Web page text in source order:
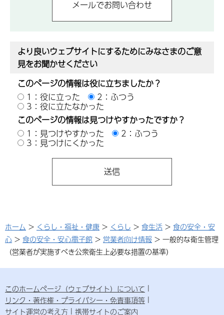
より良いウェブサイトにするためにみなさまのご意
見をお聞かせください
このページの情報は役に立ちましたか？
1：役に立った
2：ふつう
3：役に立たなかった
このページの情報は見つけやすかったですか？
1：見つけやすかった
2：ふつう
3：見つけにくかった
ホーム > くらし・福祉・健康 > くらし > 食生活 > 食の安全・安
心 > 食の安全・安心電子館 > 営業者向け情報 > 一般的な衛生管理
（営業者が実施すべき公衆衛生上必要な措置の基準）
このホームページ（ウェブサイト）について
リンク・著作権・プライバシー・免責事項等
サイト運営の考え方
携帯サイトのご案内